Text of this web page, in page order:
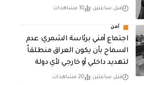
قبل ساعتين 10 مشاهدات
أمن
اجتماع أمني برئاسة الشمري: عدم
السماح بأن يكون العراق منطلقاً
لتهديد داخلي أو خارجي لأي دولة
قبل ساعتين 20 مشاهدات